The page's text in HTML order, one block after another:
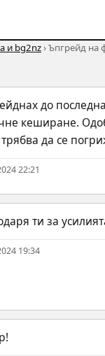
и bg2nz› Ъпгрейд на
до
кеширане.
да се
22:21
ти за
19:34